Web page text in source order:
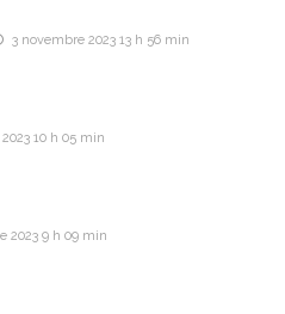
3 novembre 2023 13 h 56 min
10 h 05 min
2023 9 h 09 min